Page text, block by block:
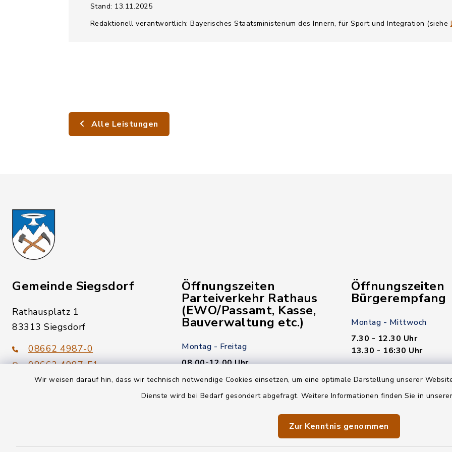
Wir weisen darauf hin, dass wir technisch notwendige Cookies einsetzen, um eine optimale Darstellung unserer
Dienste wird bei Bedarf gesondert abgefragt. Weitere Informationen finden Sie in
Zur Kenntnis genommen
Stand: 13.11.2025
Redaktionell verantwortlich: Bayerisches Staatsministerium des Innern, für Sport und Integration (siehe
Alle Leistungen
Gemeinde Siegsdorf
Rathausplatz 1
83313 Siegsdorf
08662 4987-0
08662 4987-51
gemeinde@siegsdorf.bayern.de
Öffnungszeiten
Parteiverkehr Rathaus
(EWO/Passamt, Kasse,
Bauverwaltung etc.)
Montag - Freitag
08.00-12.00 Uhr
Donnerstag
14.00-18.00 Uhr
Öffnungszeiten
Bürgerempfang
Montag - Mittwoch
7.30 - 12.30 Uhr
13.30 - 16:30 Uhr
Donnerstag
7.30 - 12.30 Uhr
Freitag